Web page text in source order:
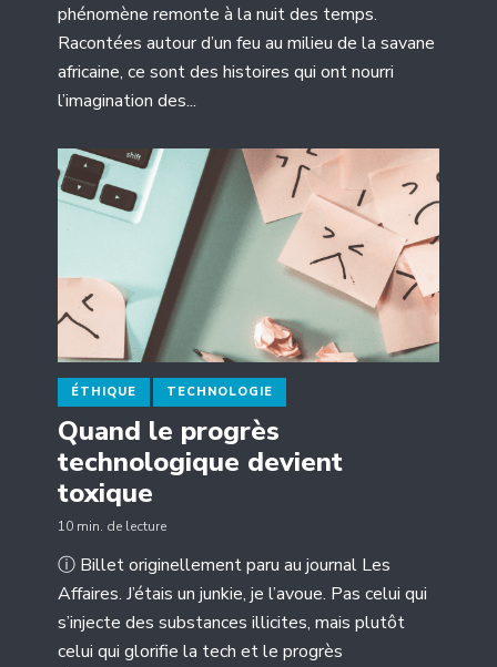
phénomène remonte à la nuit des temps.
Racontées autour d’un feu au milieu de la savane
africaine, ce sont des histoires qui ont nourri
l’imagination des...
ÉTHIQUE TECHNOLOGIE
Quand le progrès
technologique devient
toxique
10 min. de lecture
ⓘ Billet originellement paru au journal Les
Affaires. J’étais un junkie, je l’avoue. Pas celui qui
s’injecte des substances illicites, mais plutôt
celui qui glorifie la tech et le progrès